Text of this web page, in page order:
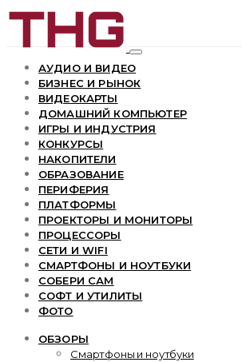
АУДИО И ВИДЕО
БИЗНЕС И РЫНОК
ВИДЕОКАРТЫ
ДОМАШНИЙ КОМПЬЮТЕР
ИГРЫ И ИНДУСТРИЯ
КОНКУРСЫ
НАКОПИТЕЛИ
ОБРАЗОВАНИЕ
ПЕРИФЕРИЯ
ПЛАТФОРМЫ
ПРОЕКТОРЫ И МОНИТОРЫ
ПРОЦЕССОРЫ
СЕТИ И WIFI
СМАРТФОНЫ И НОУТБУКИ
СОБЕРИ САМ
СОФТ И УТИЛИТЫ
ФОТО
ОБЗОРЫ
Смартфоны и ноутбуки